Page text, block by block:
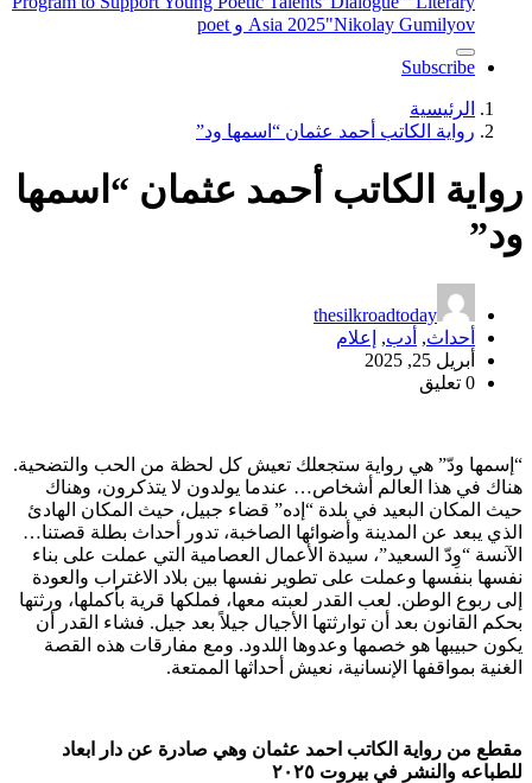
Asia 2025"Nikolay Gumilyov و poet
Subscribe
الرئيسية
رواية الكاتب أحمد عثمان “اسمها ود”
رواية الكاتب أحمد عثمان “اسمها
ود”
thesilkroadtoday
أحداث, أدب,
إعلام
أبريل 25, 2025
0 تعليق
“إسمها ودّ” هي رواية ستجعلك تعيش كل لحظة من الحب والتضحية.
هناك في هذا العالم أشخاص… عندما يولدون لا يتذكرون، وهناك
حيث المكان البعيد في بلدة “إده” قضاء جبيل، حيث المكان الهادئ
الذي يبعد عن المدينة وأضوائها الصاخبة، تدور أحداث بطلة قصتنا…
الآنسة “وِدّ السعيد”، سيدة الأعمال العصامية التي عملت على بناء
نفسها بنفسها وعملت على تطوير نفسها بين بلاد الاغتراب والعودة
إلى ربوع الوطن. لعب القدر لعبته معها، فملكها قرية بأكملها، ورثتها
بحكم القانون بعد أن توارثتها الأجيال جيلاً بعد جيل. فشاء القدر أن
يكون حبيبها هو خصمها وعدوها اللدود. ومع مفارقات هذه القصة
الغنية بمواقفها الإنسانية، نعيش أحداثها الممتعة.
مقطع من رواية الكاتب احمد عثمان وهي صادرة عن دار ابعاد
للطباعه والنشر في بيروت ٢٠٢٥